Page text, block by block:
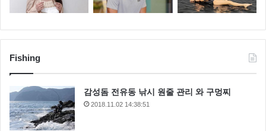
Fishing
감성돔 전유동 낚시 원줄 관리 와 구멍찌
2018.11.02 14:38:51